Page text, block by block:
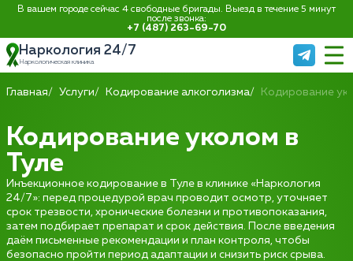
В вашем городе сейчас 4 свободные бригады. Выезд в течение 5 минут
после звонка:
+7 (487) 263-69-70
Наркология 24/7
Наркологическая клиника
Главная Услуги Кодирование алкоголизма Кодирование
Кодирование уколом в
Туле
Инъекционное кодирование в Туле в клинике «Наркология
24/7»: перед процедурой врач проводит осмотр, уточняет
срок трезвости, хронические болезни и противопоказания,
затем подбирает препарат и срок действия. После введения
даём письменные рекомендации и план контроля, чтобы
безопасно пройти период адаптации и снизить риск срыва.